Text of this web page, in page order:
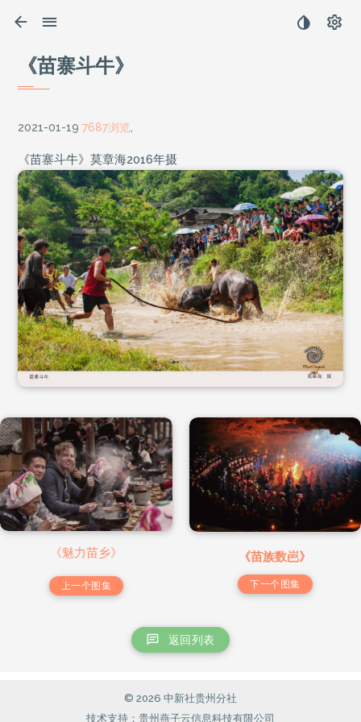
《苗寨斗牛》
2021-01-19 7687浏览
《苗寨斗牛》莫章海2016年摄
《魅力苗乡》
上一个图集
《苗族数岜》
下一个图集
返回列表
© 2026 中新社贵州分社
技术支持：贵州燕子云信息科技有限公司